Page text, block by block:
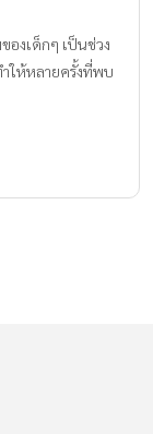
งเด็กๆ เป็นช่วง
ให้หลายครั้งที่พบ